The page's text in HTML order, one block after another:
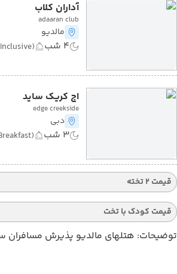
آداران کلاب
adaaran club
مالدیو
4 شب (ALL Inclusive)
اج کریک ساید
edge creekside
دبی
3 شب (Bed & Breakfast)
قیمت 2 تخته
قیمت کودک با تخت
توضیحات: هتلهای مالدیو پذیرش مسافران